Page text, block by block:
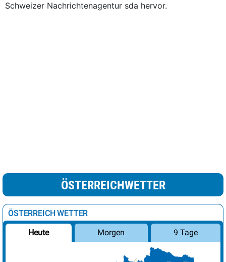
Schweizer Nachrichtenagentur sda hervor.
ÖSTERREICHWETTER
ÖSTERREICH WETTER
Heute Morgen 9 Tage